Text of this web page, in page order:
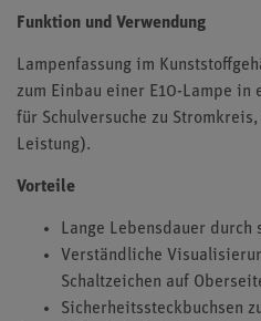
Funktion und Verwendung
Lampenfassung im
zum Einbau einer E10-Lampe in
für Schulversuche zu
Leistung).
Vorteile
Lange Lebensdauer durch
Verständliche
Schaltzeichen auf
Sicherheitssteckbuchsen